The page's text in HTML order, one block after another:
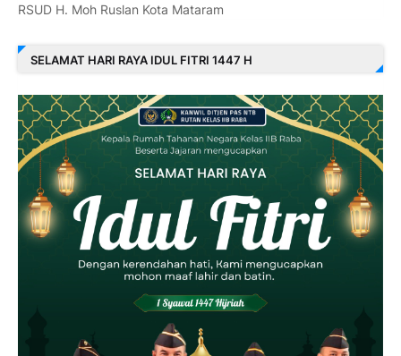
RSUD H. Moh Ruslan Kota Mataram
SELAMAT HARI RAYA IDUL FITRI 1447 H